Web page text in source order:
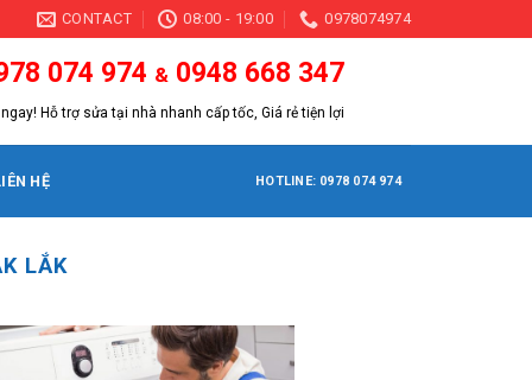
CONTACT 08:00 - 19:00 0978074974
074 974 & 0948 668 347
Hỗ trợ sửa tại nhà nhanh cấp tốc, Giá rẻ tiện lợi
HỆ HOTLINE: 0978 074 974
LẮK